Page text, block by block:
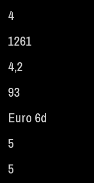
4
1261
4,2
93
Euro 6d
5
5